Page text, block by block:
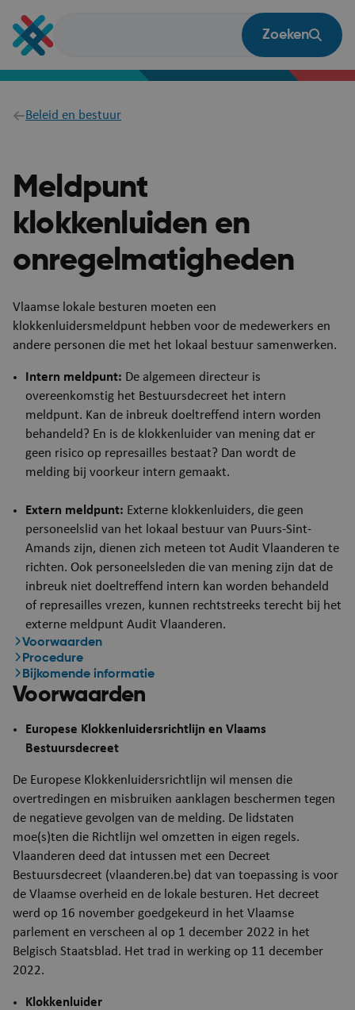
en
naar
inhoud
Zoeken
Breadcrumb
Beleid en bestuur
Meldpunt
klokkenluiden en
onregelmatigheden
​Vlaamse lokale besturen moeten een
klokkenluidersmeldpunt hebben voor de medewerkers en
andere personen die met het lokaal bestuur samenwerken.
Intern meldpunt: De algemeen directeur is
overeenkomstig het Bestuursdecreet het intern
meldpunt. Kan de inbreuk doeltreffend intern worden
behandeld? En is de klokkenluider van mening dat er
geen risico op represailles bestaat? Dan wordt de
melding bij voorkeur intern gemaakt.
Extern meldpunt: Externe klokkenluiders, die geen
personeelslid van het lokaal bestuur van Puurs-Sint-
Amands zijn, dienen zich meteen tot Audit Vlaanderen te
richten. Ook personeelsleden die van mening zijn dat de
inbreuk niet doeltreffend intern kan worden behandeld
of represailles vrezen, kunnen rechtstreeks terecht bij het
externe meldpunt Audit Vlaanderen.
Voorwaarden
Procedure
Bijkomende informatie
Voorwaarden
Europese Klokkenluidersrichtlijn en Vlaams
Bestuursdecreet
De Europese Klokkenluidersrichtlijn wil mensen die
overtredingen en misbruiken aanklagen beschermen tegen
de negatieve gevolgen van de melding. De lidstaten
moe(s)ten die Richtlijn wel omzetten in eigen regels.
Vlaanderen deed dat intussen met een Decreet
Bestuursdecreet (vlaanderen.be) dat van toepassing is voor
de Vlaamse overheid en de lokale besturen. Het decreet
werd op 16 november goedgekeurd in het Vlaamse
parlement en verscheen al op 1 december 2022 in het
Belgisch Staatsblad. Het trad in werking op 11 december
2022.
Klokkenluider